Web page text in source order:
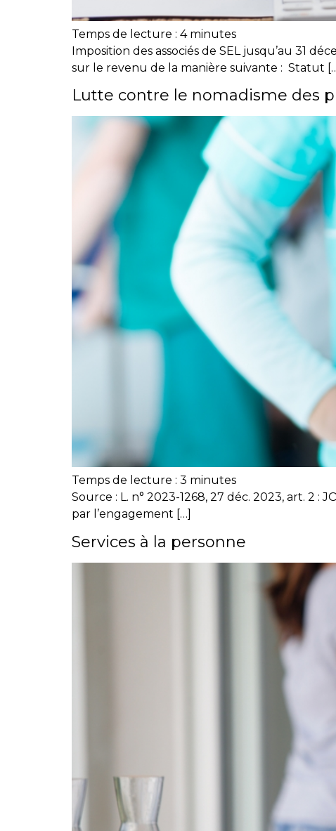
Temps de lecture : 4 minutes
Imposition des associés de SEL jusqu’au 31
sur le revenu de la manière suivante : Statut
Lutte contre le nomadisme des
Temps de lecture : 3 minutes
Source : L. n° 2023-1268, 27 déc. 2023, art. 2 :
par l’engagement […]
Services à la personne